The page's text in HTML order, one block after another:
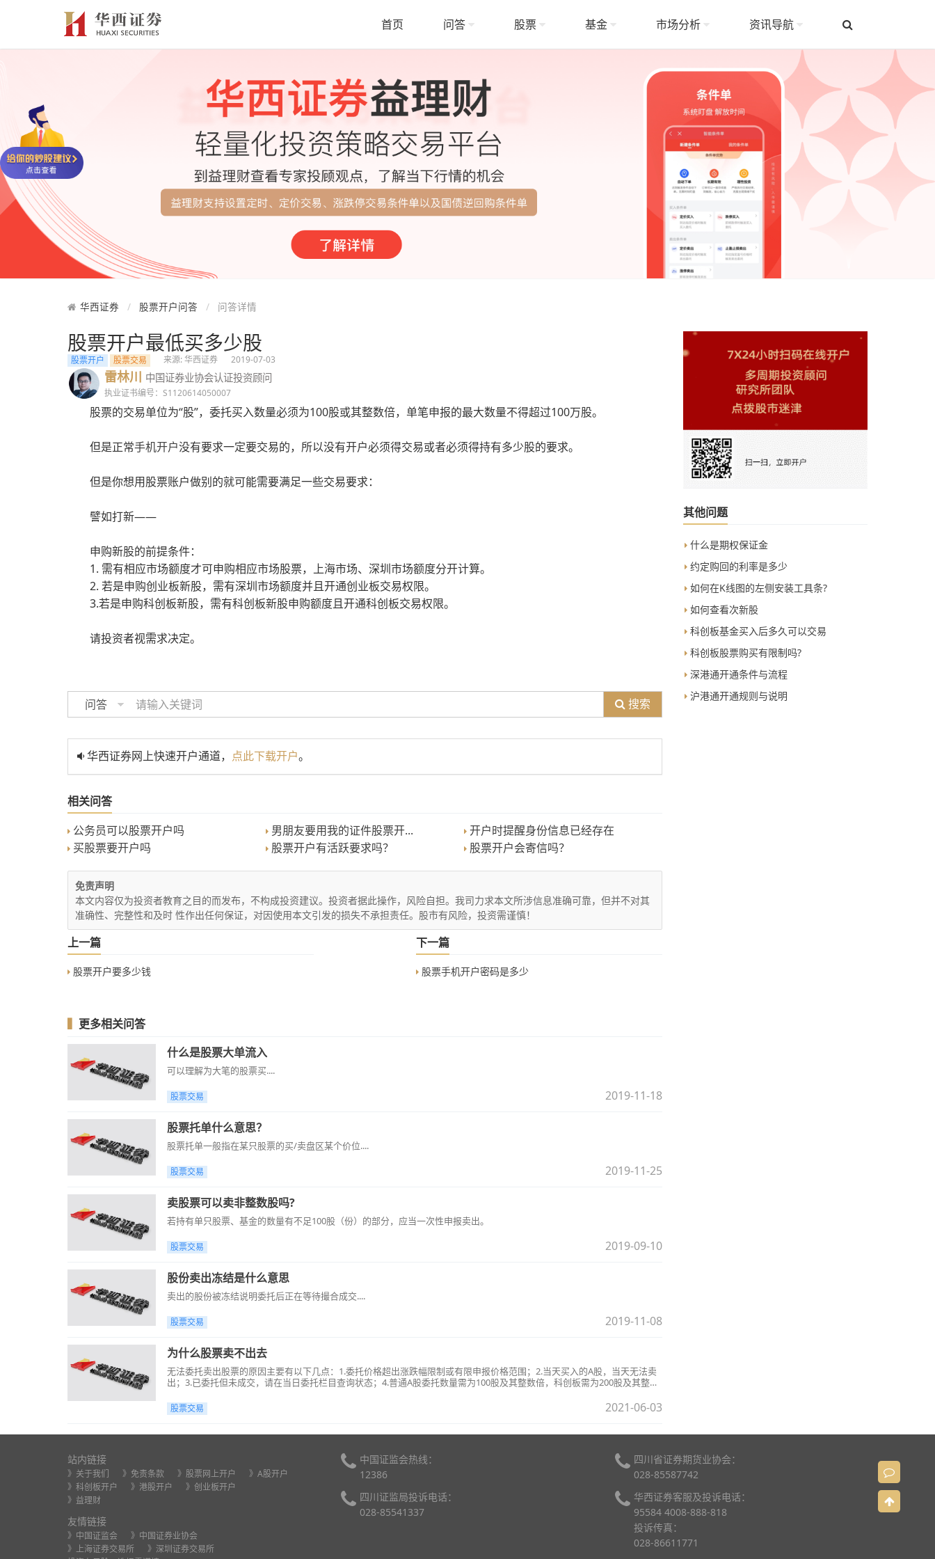
首页 问答 股票 基金 市场分析 资讯导航
华西证券 股票开户问答 问答详情
股票开户最低买多少股
股票开户 股票交易 来源: 华西证券 2019-07-03
雷林川 中国证券业协会认证投资顾问
执业证书编号：S1120614050007
股票的交易单位为“股”，委托买入数量必须为100股或其整数倍，单笔申报的最大数量不得超过100万股。
但是正常手机开户没有要求一定要交易的，所以没有开户必须得交易或者必须得持有多少股的要求。
但是你想用股票账户做别的就可能需要满足一些交易要求：
譬如打新——
申购新股的前提条件：
1. 需有相应市场额度才可申购相应市场股票，上海市场、深圳市场额度分开计算。
2. 若是申购创业板新股，需有深圳市场额度并且开通创业板交易权限。
3.若是申购科创板新股，需有科创板新股申购额度且开通科创板交易权限。
请投资者视需求决定。
问答 搜索
华西证券网上快速开户通道， 点此下载开户。
相关问答
公务员可以股票开户吗
男朋友要用我的证件股票开...
开户时提醒身份信息已经存在
买股票要开户吗
股票开户有活跃要求吗？ 股票开户会寄信吗？
免责声明
本文内容仅为投资者教育之目的而发布，不构成投资建议。投资者据此操作，风险自担。我司力求本文所涉信息准确可靠，但并不对其
准确性、完整性和及时 性作出任何保证，对因使用本文引发的损失不承担责任。股市有风险，投资需谨慎！
上一篇
股票开户要多少钱
下一篇
股票手机开户密码是多少
更多相关问答
什么是股票大单流入
可以理解为大笔的股票买....
股票交易 2019-11-18
股票托单什么意思？
股票托单一般指在某只股票的买/卖盘区某个价位....
股票交易 2019-11-25
卖股票可以卖非整数股吗?
若持有单只股票、基金的数量有不足100股（份）的部分，应当一次性申报卖出。
股票交易 2019-09-10
股份卖出冻结是什么意思
卖出的股份被冻结说明委托后正在等待撮合成交....
股票交易 2019-11-08
为什么股票卖不出去
无法委托卖出股票的原因主要有以下几点：1.委托价格超出涨跌幅限制或有限申报价格范围；2.当天买入的A股，当天无法卖
出；3.已委托但未成交，请在当日委托栏目查询状态；4.普通A股委托数量需为100股及其整数倍，科创板需为200股及其整数
股票交易 2021-06-03
其他问题
什么是期权保证金
约定购回的利率是多少
如何在K线图的左侧安装工具条?
如何查看次新股
科创板基金买入后多久可以交易
科创板股票购买有限制吗?
深港通开通条件与流程
沪港通开通规则与说明
站内链接
》关于我们 》免责条款 》股票网上开户
》A股开户
》科创板开户
》港股开户
》创业板开户
》益理财
友情链接
》中国证监会
》中国证券业协会
》上海证券交易所
》深圳证券交易所
中国证监会热线：
12386
四川证监局投诉电话：
028-85541337
四川省证券期货业协会：
028-85587742
华西证券客服及投诉电话：
95584 4008-888-818
投诉传真：
028-86611771